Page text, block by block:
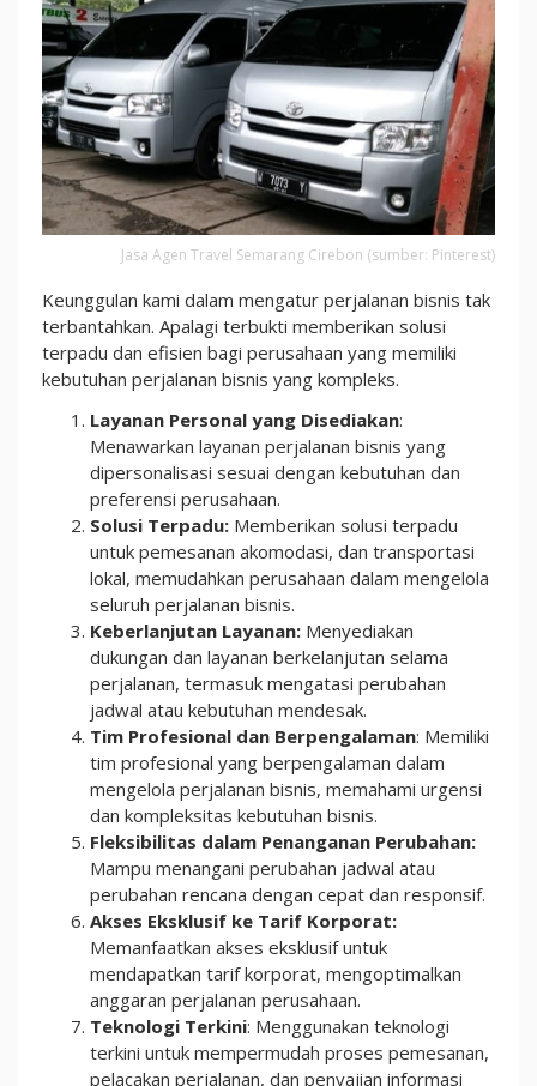
Jasa Agen Travel Semarang Cirebon (sumber: Pinterest)
Keunggulan kami dalam mengatur perjalanan bisnis tak
terbantahkan. Apalagi terbukti memberikan solusi
terpadu dan efisien bagi perusahaan yang memiliki
kebutuhan perjalanan bisnis yang kompleks.
Layanan Personal yang Disediakan:
Menawarkan layanan perjalanan bisnis yang
dipersonalisasi sesuai dengan kebutuhan dan
preferensi perusahaan.
Solusi Terpadu: Memberikan solusi terpadu
untuk pemesanan akomodasi, dan transportasi
lokal, memudahkan perusahaan dalam mengelola
seluruh perjalanan bisnis.
Keberlanjutan Layanan: Menyediakan
dukungan dan layanan berkelanjutan selama
perjalanan, termasuk mengatasi perubahan
jadwal atau kebutuhan mendesak.
Tim Profesional dan Berpengalaman: Memiliki
tim profesional yang berpengalaman dalam
mengelola perjalanan bisnis, memahami urgensi
dan kompleksitas kebutuhan bisnis.
Fleksibilitas dalam Penanganan Perubahan:
Mampu menangani perubahan jadwal atau
perubahan rencana dengan cepat dan responsif.
Akses Eksklusif ke Tarif Korporat:
Memanfaatkan akses eksklusif untuk
mendapatkan tarif korporat, mengoptimalkan
anggaran perjalanan perusahaan.
Teknologi Terkini: Menggunakan teknologi
terkini untuk mempermudah proses pemesanan,
pelacakan perjalanan, dan penyajian informasi